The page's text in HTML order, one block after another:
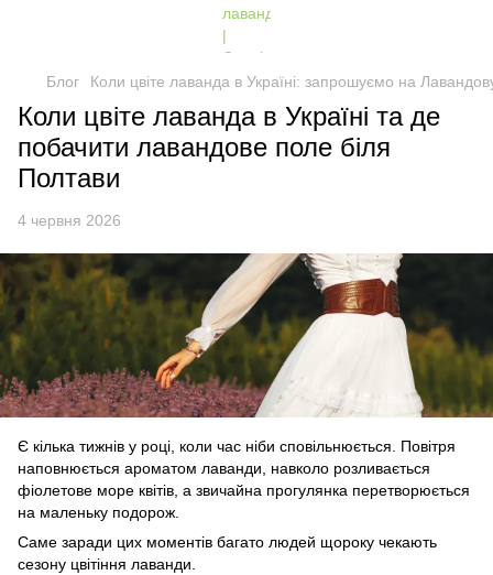
Блог Коли цвіте лаванда в Україні: запрошуємо на
Коли цвіте лаванда в Україні та де
побачити лавандове поле біля
Полтави
4 червня 2026
Є кілька тижнів у році, коли час ніби сповільнюється. Повітря
наповнюється ароматом лаванди, навколо розливається
фіолетове море квітів, а звичайна прогулянка перетворюється
на маленьку подорож.
Саме заради цих моментів багато людей щороку чекають
сезону цвітіння лаванди.